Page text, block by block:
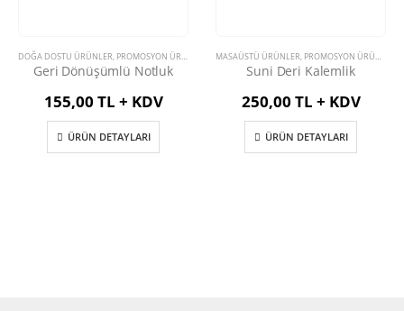
DOĞA DOSTU ÜRÜNLER, PROMOSYON ÜRÜNLERİ
Geri Dönüşümlü Notluk
155,00 TL + KDV
ÜRÜN DETAYLARI
MASAÜSTÜ ÜRÜNLER, PROMOSYON ÜRÜNLERİ
Suni Deri Kalemlik
250,00 TL + KDV
ÜRÜN DETAYLARI